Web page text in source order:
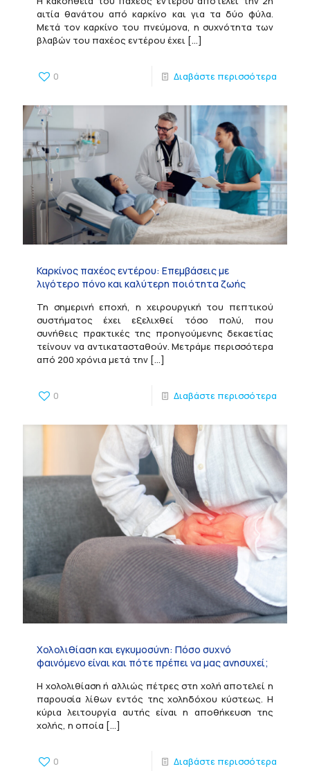
αιτία θανάτου από καρκίνο και για τα δύο φύλα.
Μετά τον καρκίνο του πνεύμονα, η συχνότητα των
βλαβών του παχέος εντέρου έχει […]
0 Διαβάστε περισσότερα
Καρκίνος παχέος εντέρου: Επεμβάσεις με
λιγότερο πόνο και καλύτερη ποιότητα ζωής
Τη σημερινή εποχή, η χειρουργική του πεπτικού
συστήματος έχει εξελιχθεί τόσο πολύ, που
συνήθεις πρακτικές της προηγούμενης δεκαετίας
τείνουν να αντικατασταθούν. Μετράμε περισσότερα
από 200 χρόνια μετά την […]
0 Διαβάστε περισσότερα
Χολολιθίαση και εγκυμοσύνη: Πόσο συχνό
φαινόμενο είναι και πότε πρέπει να μας ανησυχεί;
Η χολολιθίαση ή αλλιώς πέτρες στη χολή αποτελεί η
παρουσία λίθων εντός της χοληδόχου κύστεως. Η
κύρια λειτουργία αυτής είναι η αποθήκευση της
χολής, η οποία […]
0 Διαβάστε περισσότερα